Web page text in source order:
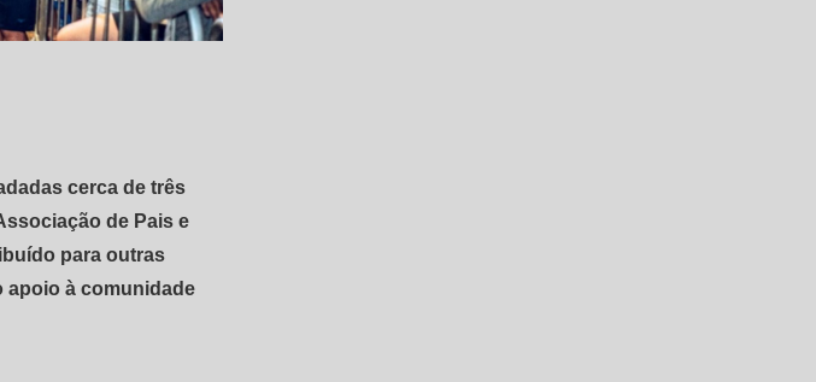
cerca de três
de Pais e
para outras
apoio à comunidade